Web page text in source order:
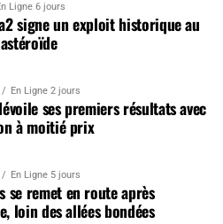
Ligne 6 jours
signe un exploit historique au
En Ligne 2 jours
ses premiers résultats avec
à moitié prix
En Ligne 5 jours
se remet en route après
loin des allées bondées